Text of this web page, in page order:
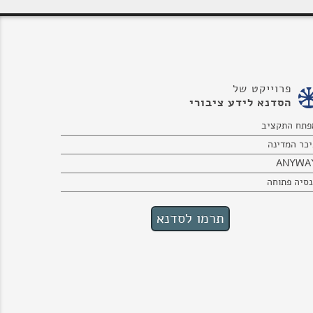
פרוייקט של
הסדנא לידע ציבורי
התקציב
המדינה
פתוחה